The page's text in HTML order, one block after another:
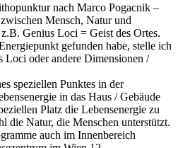
nach Marco Pogacnik –
Mensch, Natur und
Genius Loci = Geist des Ortes.
gefunden habe, stelle ich
Loci oder andere Dimensionen /
speziellen Punktes in der
in das Haus / Gebäude
Platz die Lebensenergie zu
die Natur, die Menschen unterstützt.
auch im Innenbereich